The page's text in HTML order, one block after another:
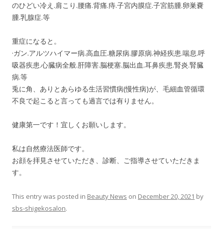
のひどい冷え.肩こり.腰痛.背痛.痔.子宮内膜症.子宮筋腫.卵巣嚢
腫.乳腺症.等
重症になると。
·ガン.アルツハイマー病.高血圧.糖尿病.膠原病.神経疾患.喘息.呼
吸器疾患.心臓病全般.肝障害.脳梗塞.脳出血.耳鼻疾患.腎炎.腎臓
病.等
兎に角、ありとあらゆる生活習慣病(慢性病)が、毛細血管循環
不良で起こると言っても過言では有りません。
健康第一です！宜しくお願いします。
私は自然療法医師です。
お顔を拝見させていただき、診断、ご指導させていただきま
す。
This entry was posted in Beauty News on December 20, 2021 by
sbs-shigekosalon.